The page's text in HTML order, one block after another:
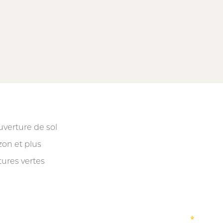
de sol
et plus
vertes